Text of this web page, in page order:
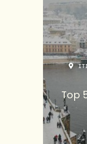
Top